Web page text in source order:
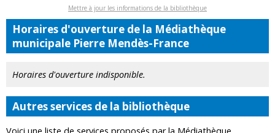
Mettre à jour les informations de la bibliothèque
Horaires d'ouverture de la Médiathèque
municipale Pierre Mendès-France
Horaires d'ouverture indisponible.
Autres services de la bibliothèque